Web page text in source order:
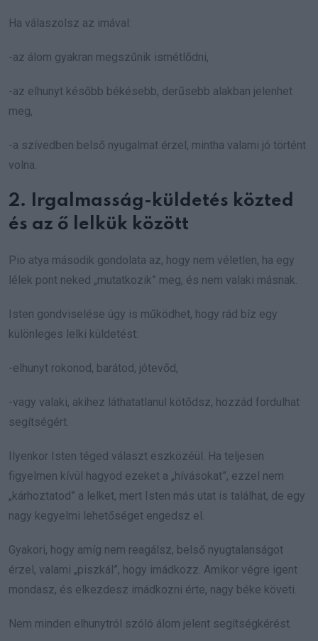
Ha válaszolsz az imával:
-az álom gyakran megszűnik ismétlődni,
-az elhunyt később békésebb, derűsebb alakban jelenhet
meg,
-a szívedben belső nyugalmat érzel, mintha valami jó történt
volna.
2. Irgalmasság-küldetés közted
és az ő lelkük között
Pio atya második gondolata az, hogy nem véletlen, ha egy
lélek pont neked „mutatkozik” meg, és nem valaki másnak.
Isten gondviselése úgy is működhet, hogy rád bíz egy
különleges lelki küldetést:
-elhunyt rokonod, barátod, jótevőd,
-vagy valaki, akihez láthatatlanul kötődsz, hozzád fordulhat
segítségért.
Ilyenkor Isten téged választ eszközéül. Ha teljesen
figyelmen kívül hagyod ezeket a „hívásokat”, ezzel nem
„kárhoztatod” a lelket, mert Isten más utat is találhat, de egy
nagy kegyelmi lehetőséget engedsz el.
Gyakori, hogy amíg nem reagálsz, belső nyugtalanságot
érzel, valami „piszkál”, hogy imádkozz. Amikor végre igent
mondasz, és elkezdesz imádkozni érte, nagy béke követi.
Nem minden elhunytról szóló álom jelent segítségkérést.